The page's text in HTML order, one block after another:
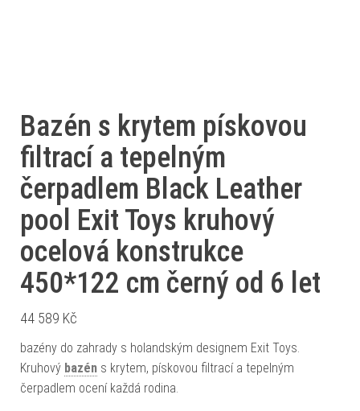
Bazén s krytem pískovou
filtrací a tepelným
čerpadlem Black Leather
pool Exit Toys kruhový
ocelová konstrukce
450*122 cm černý od 6 let
44 589 Kč
bazény do zahrady s holandským designem Exit Toys.
Kruhový bazén s krytem, pískovou filtrací a tepelným
čerpadlem ocení každá rodina.